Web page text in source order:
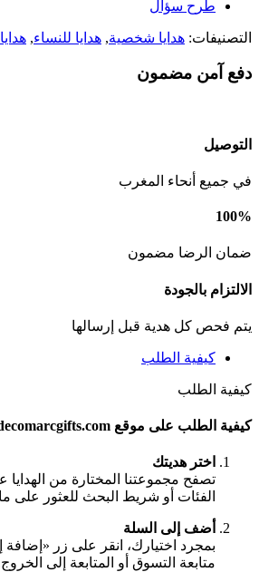
طرح سؤال
التصنيفات: هدايا شخصية, هدايا للنساء,
دفع آمن مضمون
التوصيل
في جميع أنحاء المغرب
100%
ضمان الرضا مضمون
الالتزام بالجودة
يتم فحص كل هدية قبل إرسالها
كيفية الطلب
كيفية الطلب
كيفية الطلب على موقع decomarcgifts.com
اختر هديتك
تصفح مجموعتنا المختارة من
الفئات أو شريط البحث للعثور على
أضف إلى السلة
بمجرد اختيارك، انقر على زر «إضافة
متابعة التسوق أو المتابعة إلى